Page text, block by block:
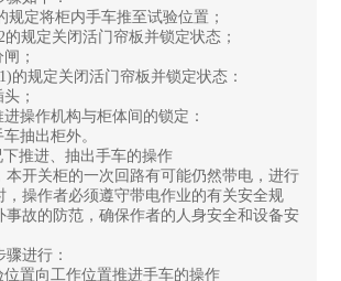
规定将柜内手车推至试验位置；
的规定关闭活门帘板并锁定状态；
；
的规定关闭活门帘板并锁定状态：
；
操作机构与柜体间的锁定：
抽出柜外。
推进、抽出手车的操作
本开关柜的一次回路有可能仍然带电，进行
，操作者必须遵守带电作业的有关安全规
事故的防范，确保作者的人身安全和设备安
进行：
位置向工作位置推进手车的操作